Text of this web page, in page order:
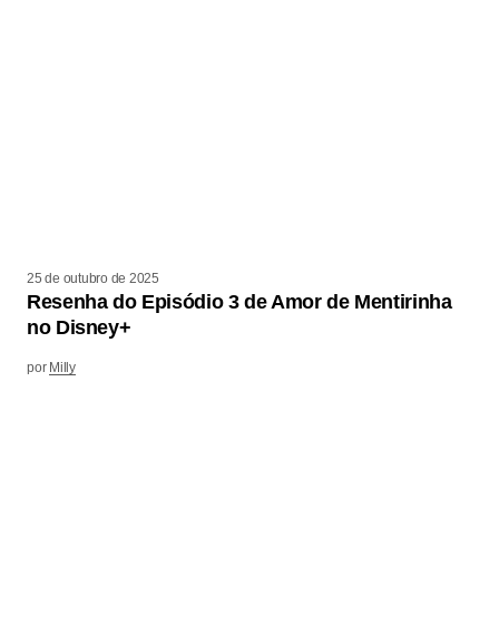
25 de outubro de 2025
Resenha do Episódio 3 de Amor de Mentirinha
no Disney+
por Milly